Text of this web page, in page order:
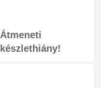
Átmeneti
készlethiány!